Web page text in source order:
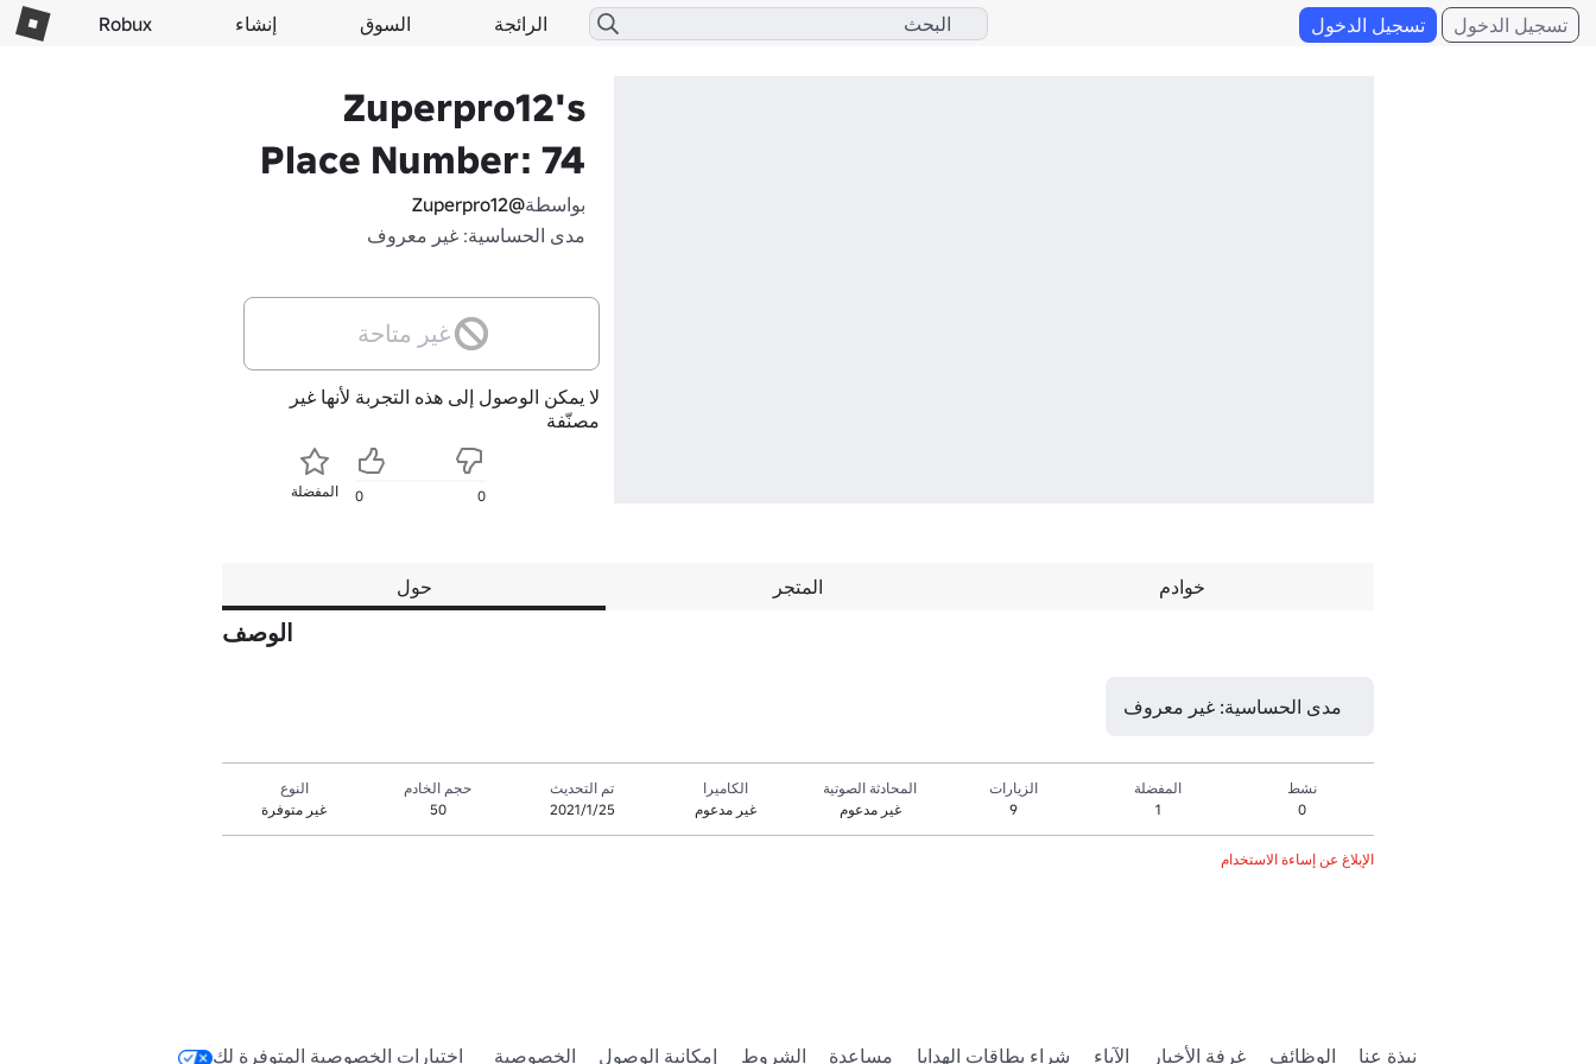
الرائجة السوق إنشاء Robux تسجيل الدخول تسجيل الدخول
Zuperpro12's
Place Number: 74
بواسطة@Zuperpro12
مدى الحساسية: غير معروف
غير متاحة
لا يمكن الوصول إلى هذه التجربة لأنها غير
مصنّفة
المفضلة 0 0
حول المتجر خوادم
الوصف
مدى الحساسية: غير معروف
نشط
0
المفضلة
1
الزيارات
9
المحادثة الصوتية
غير مدعوم
الكاميرا
غير مدعوم
تم التحديث
25‏/1‏/2021
حجم الخادم
50
النوع
غير متوفرة
الإبلاغ عن إساءة الاستخدام
نبذة عنا الوظائف غرفة الأخبار الآباء شراء بطاقات الهدايا مساعدة الشروط إمكانية الوصول الخصوصية اختيارات الخصوصية المتوفرة لك